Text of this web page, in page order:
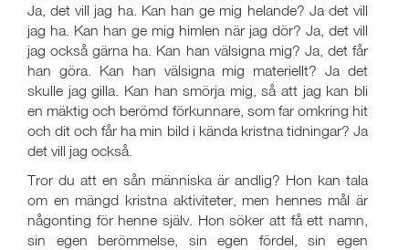
Ja, det vill jag ha. Kan han ge mig helande? Ja det vill
jag ha. Kan han ge mig himlen när jag dör? Ja, det vill
jag också gärna ha. Kan han välsigna mig? Ja, det får
han göra. Kan han välsigna mig materiellt? Ja det
skulle jag gilla. Kan han smörja mig, så att jag kan bli
en mäktig och berömd förkunnare, som far omkring hit
och dit och får ha min bild i kända kristna tidningar? Ja
det vill jag också.
Tror du att en sån människa är andlig? Hon kan tala
om en mängd kristna aktiviteter, men hennes mål är
någonting för henne själv. Hon söker att få ett namn,
sin egen berömmelse, sin egen fördel, sin egen